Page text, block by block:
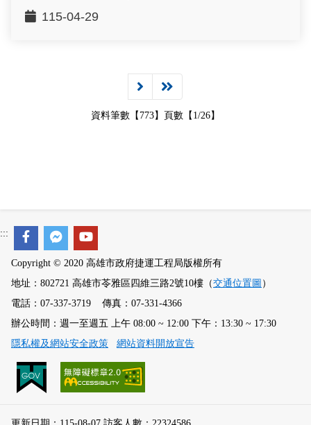
115-04-29
資料筆數【773】頁數【1/26】
:::
Copyright © 2020 高雄市政府捷運工程局版權所有
地址：802721 高雄市苓雅區四維三路2號10樓（交通位置圖 ）
電話：07-337-3719 傳真：07-331-4366
辦公時間：週一至週五 上午 08:00 ~ 12:00 下午：13:30 ~ 17:30
隱私權及網站安全政策
網站資料開放宣告